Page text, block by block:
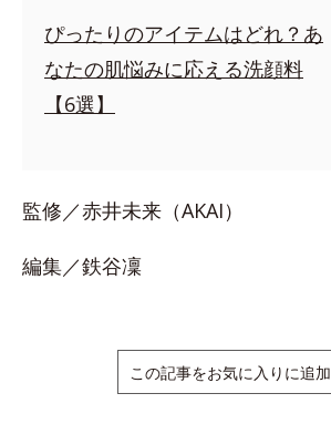
ぴったりのアイテムはどれ？あ
なたの肌悩みに応える洗顔料
【6選】
監修／赤井未来（AKAI）
編集／鉄谷凜
この記事をお気に入りに追加